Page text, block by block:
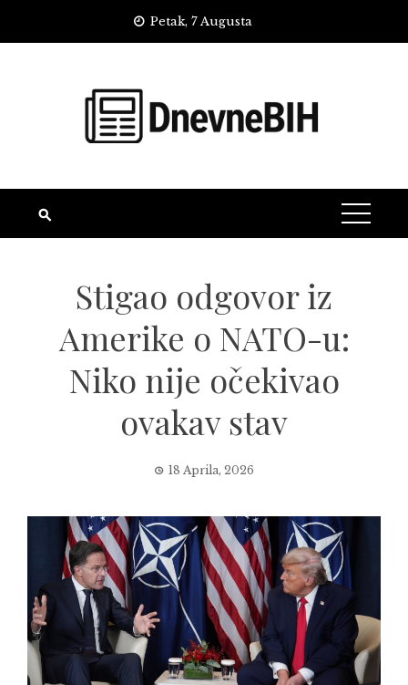
Petak, 7 Augusta
Stigao odgovor iz
Amerike o NATO-u:
Niko nije očekivao
ovakav stav
18 Aprila, 2026